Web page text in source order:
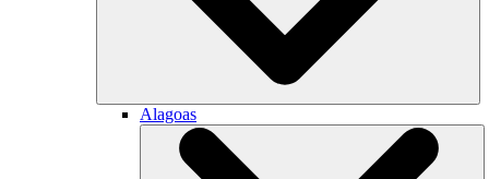
Alagoas